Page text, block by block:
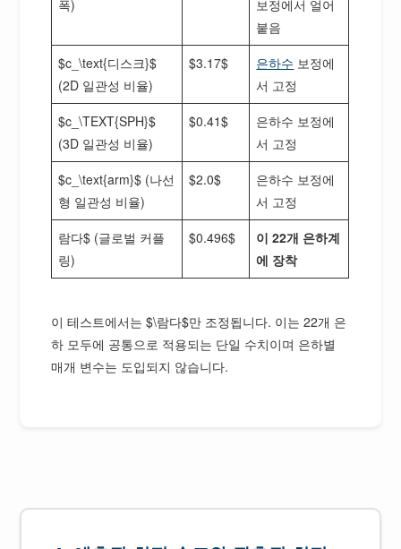
폭)
보정에서 얼어
붙음
$c_\text{디스크}$
(2D 일관성 비율)
$3.17$ 은하수 보정에
서 고정
$c_\TEXT{SPH}$
(3D 일관성 비율)
$0.41$
은하수 보정에
서 고정
$c_\text{arm}$ (나선
형 일관성 비율)
$2.0$
은하수 보정에
서 고정
람다$ (글로벌 커플
링)
$0.496$
이 22개 은하계
에 장착
이 테스트에서는 $\람다$만 조정됩니다. 이는 22개 은
하 모두에 공통으로 적용되는 단일 수치이며 은하별
매개 변수는 도입되지 않습니다.